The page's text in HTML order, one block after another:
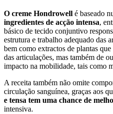
O creme Hondrowell é baseado
ingredientes de acção intensa,
básico de tecido conjuntivo
estrutura e trabalho adequado das
bem como extractos de plantas
das articulações, mas também de
impacto na mobilidade, tais como
A receita também não omite
circulação sanguínea, graças aos
e tensa tem uma chance de
intensiva.